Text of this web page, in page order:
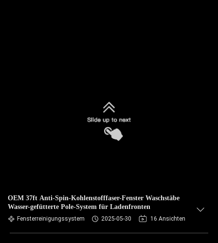
OEM 37ft Anti-Spin-Kohlenstofffaser-Fenster Waschstäbe
Wasser-gefütterte Pole-System für Ladenfronten
Fensterreinigungssystem 2025-05-30 16 Ansichten